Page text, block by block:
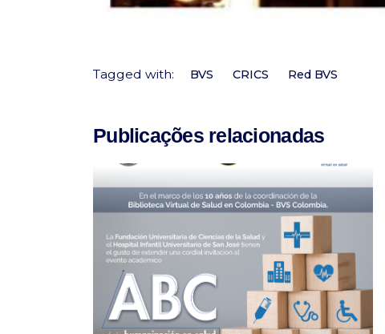
Tagged with: BVS CRICS Red BVS
Publicações relacionadas